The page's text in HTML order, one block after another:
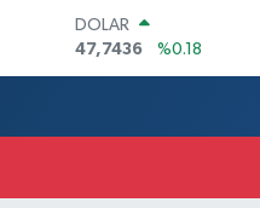
DOLAR
47,7436
%0.18
EURO
6660.55
%0.03